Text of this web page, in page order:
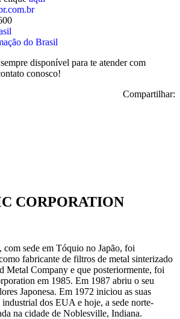
do Brasil
disponível para te atender com
conosco!
Compartilhar:
CORPORATION
, com sede em Tóquio no Japão, foi
fabricante de filtros de metal sinterizado
Metal Company e que posteriormente, foi
em 1985. Em 1987 abriu o seu
Japonesa. Em 1972 iniciou as suas
industrial dos EUA e hoje, a sede norte-
na cidade de Noblesville, Indiana.